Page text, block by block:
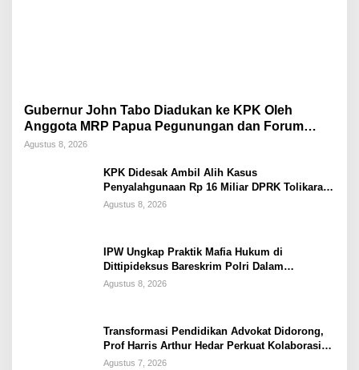
Gubernur John Tabo Diadukan ke KPK Oleh
Anggota MRP Papua Pegunungan dan Forum
Warga Papua
Agustus 8, 2026
KPK Didesak Ambil Alih Kasus
Penyalahgunaan Rp 16 Miliar DPRK Tolikara
Tahun 2017
Agustus 8, 2026
IPW Ungkap Praktik Mafia Hukum di
Dittipideksus Bareskrim Polri Dalam
Penanganan Kasus PT ARA
Agustus 8, 2026
Transformasi Pendidikan Advokat Didorong,
Prof Harris Arthur Hedar Perkuat Kolaborasi
Kampus
Agustus 7, 2026